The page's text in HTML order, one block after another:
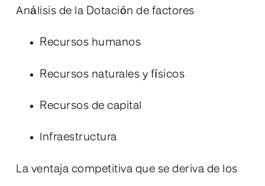
Análisis de la Dotación de factores
Recursos humanos
Recursos naturales y físicos
Recursos de capital
Infraestructura
La ventaja competitiva que se deriva de los